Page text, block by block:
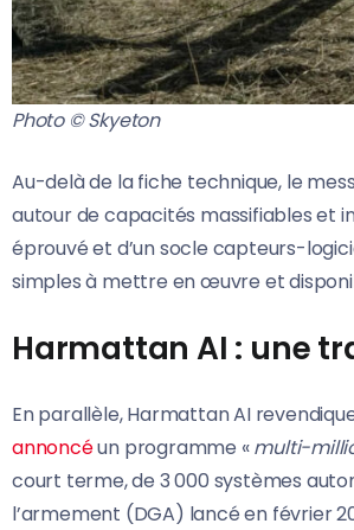
Photo © Skyeton
Au-delà de la fiche technique, le
autour de capacités massifiables et
éprouvé et d’un socle capteurs-
simples à mettre en œuvre et
Harmattan AI : une
En parallèle, Harmattan AI
annoncéun programme «multi-
court terme, de 3 000 systèmes
l’armement (DGA) lancé en février